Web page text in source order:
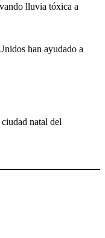
lluvia tóxica a
han ayudado a
natal del